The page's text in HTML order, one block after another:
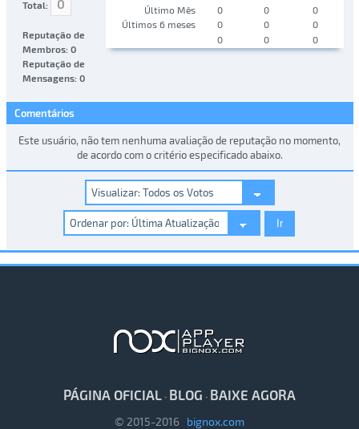
Total:
0
Reputação de
Membros: 0
Reputação de
Mensagens: 0
Último Mês
0 0
0
Últimos 6 meses
0 0
0
0
0 0
Comentários
Este usuário, não tem nenhuma avaliação de reputação no momento,
de acordo com o critério especificado abaixo.
PÁGINA OFICIAL · BLOG · BAIXE AGORA
© 2015-2016 bignox.com